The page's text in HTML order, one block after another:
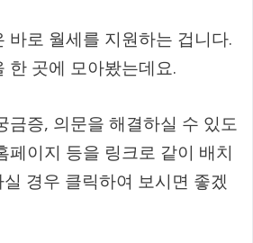
바로 월세를 지원하는 겁니다.
한 곳에 모아봤는데요.
금증, 의문을 해결하실 수 있도
페이지 등을 링크로 같이 배치
경우 클릭하여 보시면 좋겠